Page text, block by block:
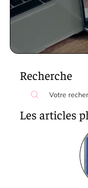
Recherche
Les articles